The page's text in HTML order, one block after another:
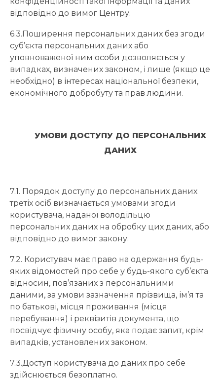
відповідно до вимог Центру.
6.3.Поширення персональних даних без згоди
суб’єкта персональних даних або
уповноваженої ним особи дозволяється у
випадках, визначених законом, і лише (якщо це
необхідно) в інтересах національної безпеки,
економічного добробуту та прав людини.
УМОВИ ДОСТУПУ ДО ПЕРСОНАЛЬНИХ
ДАНИХ
7.1. Порядок доступу до персональних даних
третіх осіб визначається умовами згоди
користувача, наданої володільцю
персональних даних на обробку цих даних, або
відповідно до вимог закону.
7.2. Користувач має право на одержання будь-
яких відомостей про себе у будь-якого суб’єкта
відносин, пов’язаних з персональними
даними, за умови зазначення прізвища, ім’я та
по батькові, місця проживання (місця
перебування) і реквізитів документа, що
посвідчує фізичну особу, яка подає запит, крім
випадків, установлених законом.
7.3.Доступ користувача до даних про себе
здійснюється безоплатно.